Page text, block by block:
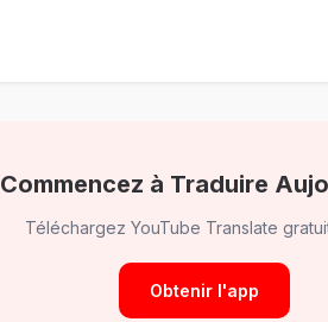
Commencez à Traduire
Téléchargez YouTube Translate
Obtenir l'app